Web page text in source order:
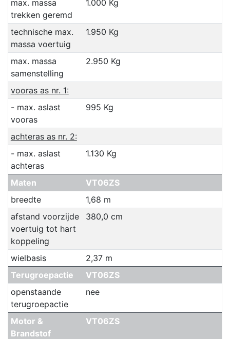
max. massa
trekken geremd
1.000 Kg
technische max.
massa voertuig
1.950 Kg
max. massa
samenstelling
2.950 Kg
vooras as nr. 1:
- max. aslast
vooras
995 Kg
achteras as nr. 2:
- max. aslast
achteras
1.130 Kg
Maten
VT06ZS
breedte
1,68 m
afstand voorzijde
voertuig tot hart
koppeling
380,0 cm
wielbasis
2,37 m
Terugroepactie
VT06ZS
openstaande
terugroepactie
nee
Motor &
Brandstof
VT06ZS